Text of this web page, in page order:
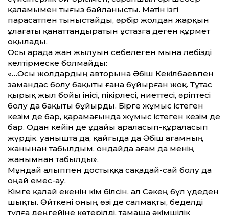
қаламымен тығыз байланысты. Мәтін ізгі
парасатпен тыныстайды, әрбір жолдан жарқын
ұлағаты қанаттандыратын ұстазға деген құрмет
оқылады.
Осы арада жан жылуын себелеген мына лебізді
келтірмеске болмайды:
«…Осы жолдардың авторына Әбіш Кекілбаевпен
замандас болу бақыты ғана бұйыр­ған жоқ. Тұтас
қырық жыл бойы інісі, пікірлесі, ниеттесі, әріптесі
болу да бақыты бұйырды. Бірге жұмыс істеген
кезім де бар, қарамағында жұмыс істеген кезім де
бар. Одан кейін де ұдайы араласып-құраласып
жүрдік. Қуанышта да, қайғыда да Әбіш ағамның
жанынан табылдым, ондайда ағам да менің
жанымнан табылды».
Мұндай алыппен достыққа сақадай-сай болу да
оңай емес-ау.
Кімге қалай екенін кім білсін, ал Сәкең бұл үдеден
шықты. Өйткені оның өзі де салмақты, беделді
тұлға деңгейіне көтерілді, тамаша әкімшілік